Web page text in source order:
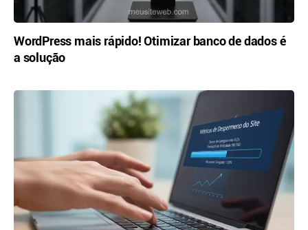
WordPress mais rápido! Otimizar banco de dados é
a solução